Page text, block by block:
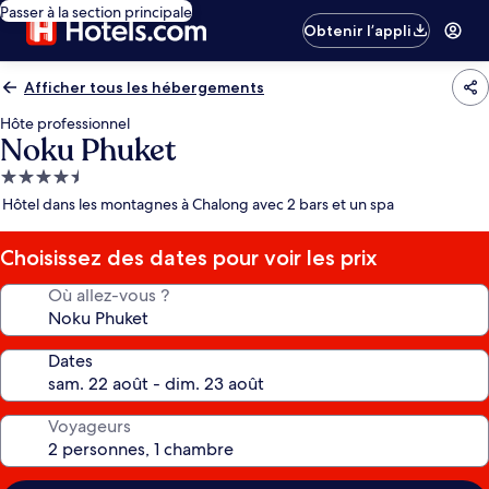
Passer à la section principale
Obtenir l’appli
Afficher tous les hébergements
Hôte professionnel
Noku Phuket
Hébergement
4.5 étoiles
Hôtel dans les montagnes à Chalong avec 2 bars et un spa
Choisissez des dates pour voir les prix
Où allez-vous ?
Dates
Voyageurs